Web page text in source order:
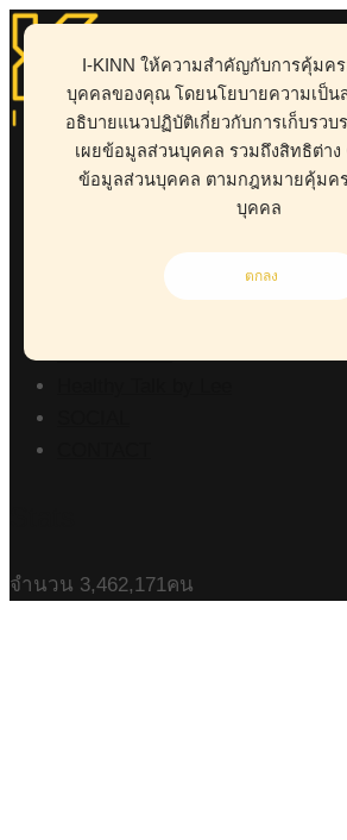
I-KINN ให้ความสำคัญกับการคุ้มค
บุคคลของคุณ โดยนโยบายความเป็น
อธิบายแนวปฏิบัติเกี่ยวกับการเก็บรวบ
เผยข้อมูลส่วนบุคคล รวมถึงสิทธิต่าง
ข้อมูลส่วนบุคคล ตามกฎหมายคุ้มค
บุคคล
ตกลง
ABOUT
HEALTH
BUSINESS
RISK MANAGEMENT
จำนวน 3,462,171คน